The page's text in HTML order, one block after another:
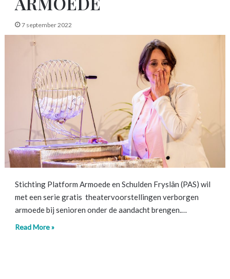
7 september 2022
Stichting Platform Armoede en Schulden Fryslân (PAS) wil
met een serie gratis theatervoorstellingen verborgen
armoede bij senioren onder de aandacht brengen.…
Read More »